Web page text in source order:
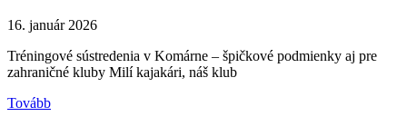
16. január 2026
Tréningové sústredenia v Komárne – špičkové podmienky aj pre
zahraničné kluby Milí kajakári, náš klub
Tovább